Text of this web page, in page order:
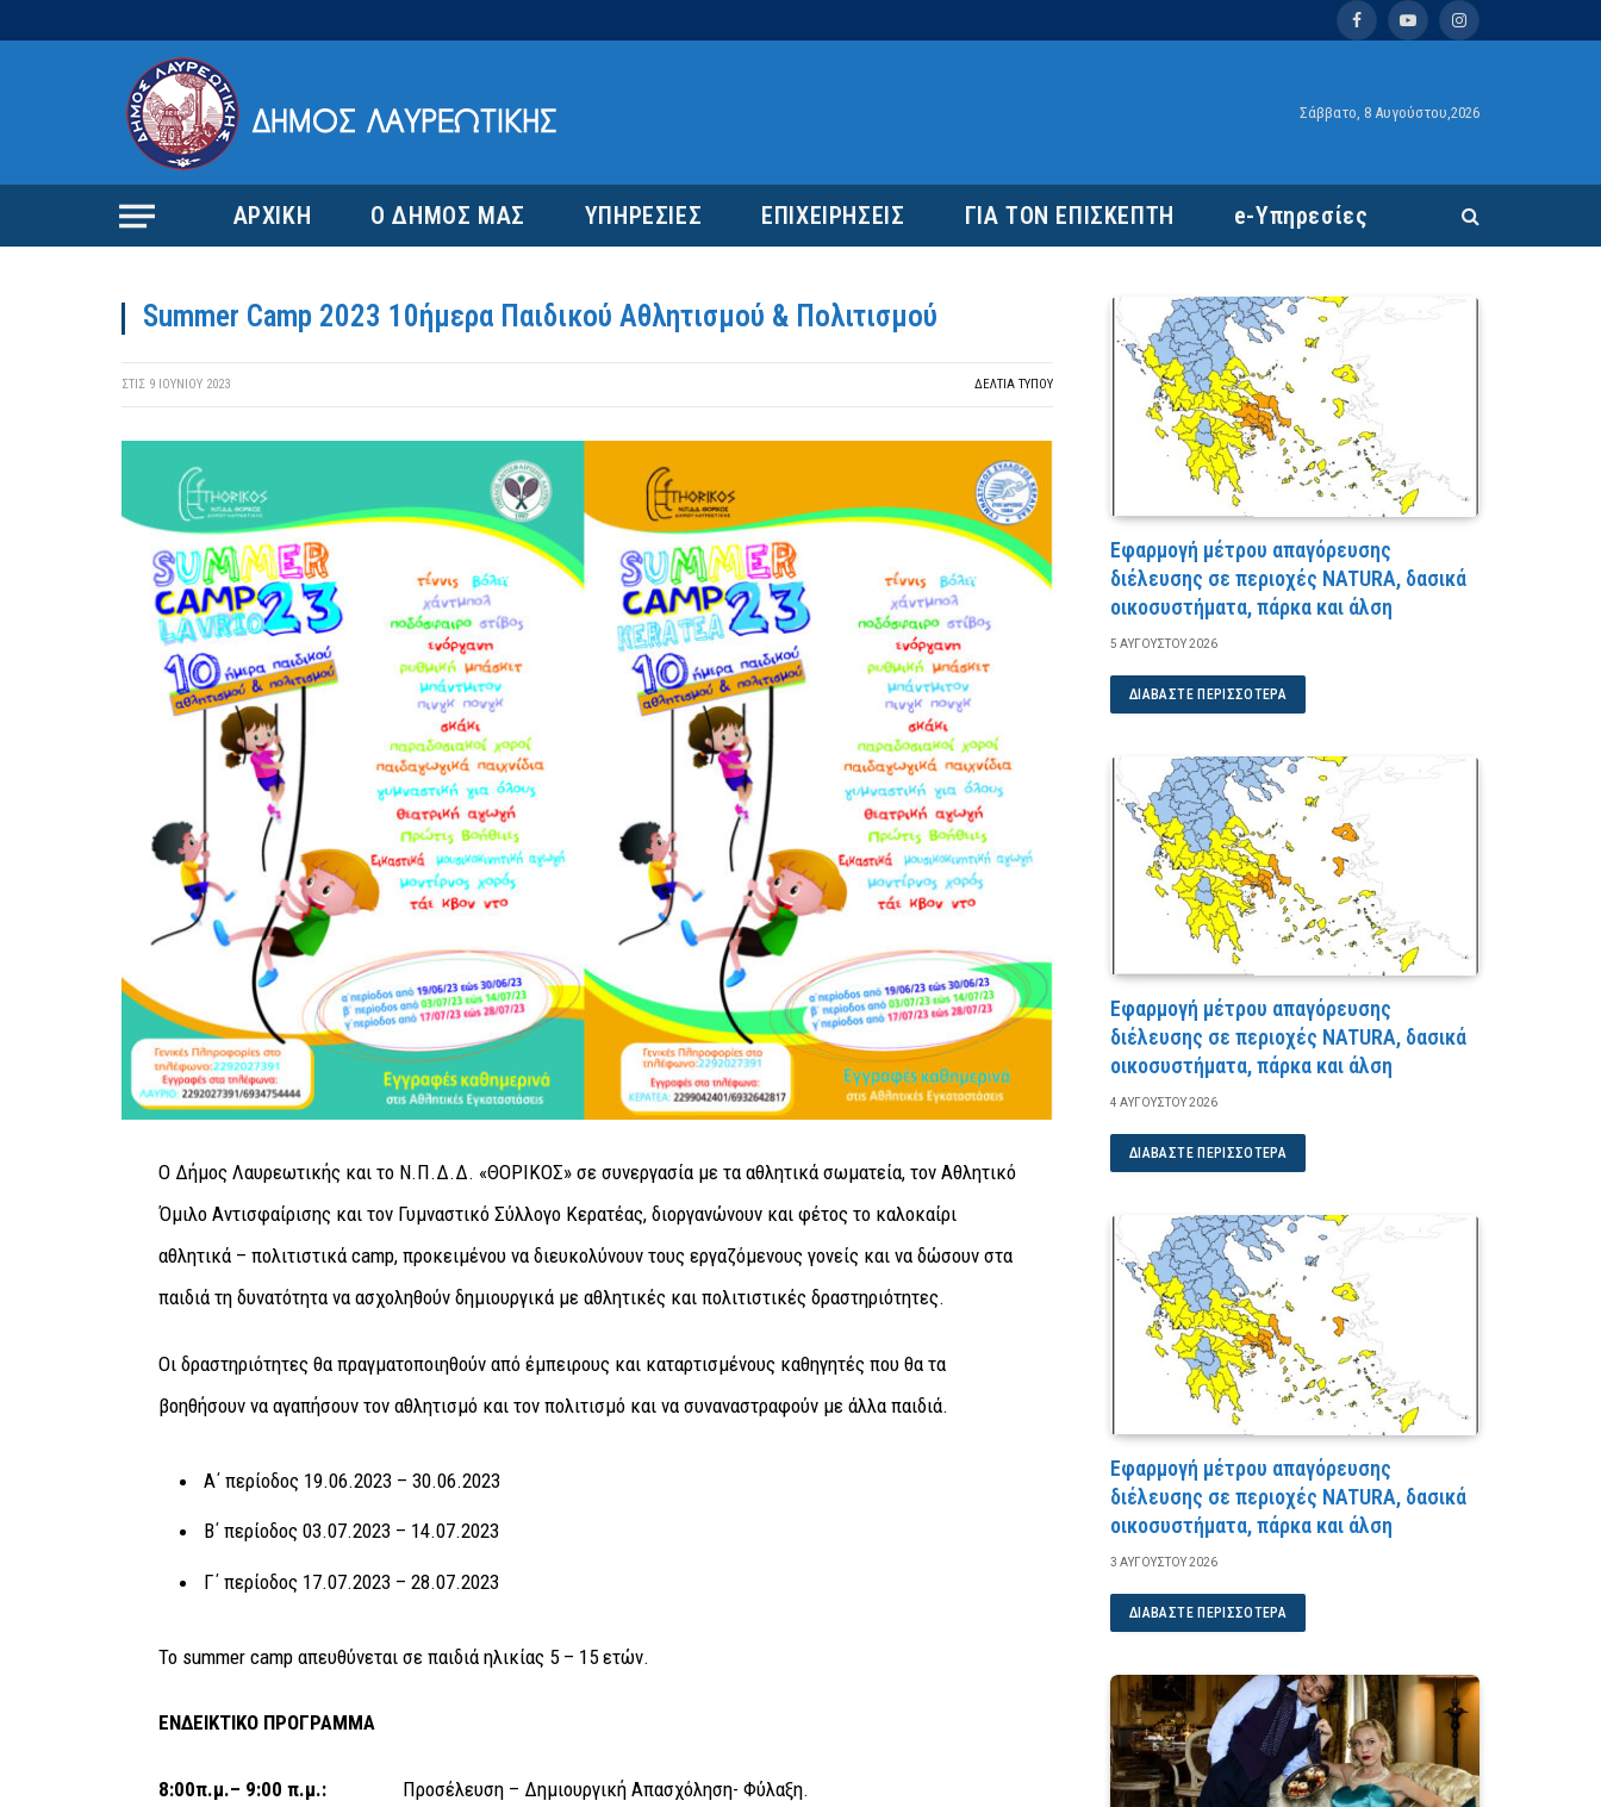
FacebookYouTubeInstagram
Σάββατο, 8 Αυγούστου,2026
ΑΡΧΙΚΗ Ο ΔΗΜΟΣ ΜΑΣ ΥΠΗΡΕΣΙΕΣ ΕΠΙΧΕΙΡΗΣΕΙΣ ΓΙΑ ΤΟΝ ΕΠΙΣΚΕΠΤΗ e-Υπηρεσίες
Summer Camp 2023 10ήμερα Παιδικού Αθλητισμού & Πολιτισμού
ΣΤΙΣ 9 ΙΟΥΝΊΟΥ 2023 ΔΕΛΤΙΑ ΤΥΠΟΥ
Ο Δήμος Λαυρεωτικής και το Ν.Π.Δ.Δ. «ΘΟΡΙΚΟΣ» σε συνεργασία με τα αθλητικά σωματεία, τον Αθλητικό
Όμιλο Αντισφαίρισης και τον Γυμναστικό Σύλλογο Κερατέας, διοργανώνουν και φέτος το καλοκαίρι
αθλητικά – πολιτιστικά camp, προκειμένου να διευκολύνουν τους εργαζόμενους γονείς και να δώσουν στα
παιδιά τη δυνατότητα να ασχοληθούν δημιουργικά με αθλητικές και πολιτιστικές δραστηριότητες.
Οι δραστηριότητες θα πραγματοποιηθούν από έμπειρους και καταρτισμένους καθηγητές που θα τα
βοηθήσουν να αγαπήσουν τον αθλητισμό και τον πολιτισμό και να συναναστραφούν με άλλα παιδιά.
Α΄ περίοδος 19.06.2023 – 30.06.2023
Β΄ περίοδος 03.07.2023 – 14.07.2023
Γ΄ περίοδος 17.07.2023 – 28.07.2023
Το summer camp απευθύνεται σε παιδιά ηλικίας 5 – 15 ετών.
ΕΝΔΕΙΚΤΙΚΟ ΠΡΟΓΡΑΜΜΑ
8:00π.μ.– 9:00 π.μ.: Προσέλευση – Δημιουργική Απασχόληση- Φύλαξη.
Εφαρμογή μέτρου απαγόρευσης
διέλευσης σε περιοχές NATURA, δασικά
οικοσυστήματα, πάρκα και άλση
5 ΑΥΓΟΎΣΤΟΥ 2026
ΔΙΑΒΆΣΤΕ ΠΕΡΙΣΣΌΤΕΡΑ
Εφαρμογή μέτρου απαγόρευσης
διέλευσης σε περιοχές NATURA, δασικά
οικοσυστήματα, πάρκα και άλση
4 ΑΥΓΟΎΣΤΟΥ 2026
ΔΙΑΒΆΣΤΕ ΠΕΡΙΣΣΌΤΕΡΑ
Εφαρμογή μέτρου απαγόρευσης
διέλευσης σε περιοχές NATURA, δασικά
οικοσυστήματα, πάρκα και άλση
3 ΑΥΓΟΎΣΤΟΥ 2026
ΔΙΑΒΆΣΤΕ ΠΕΡΙΣΣΌΤΕΡΑ